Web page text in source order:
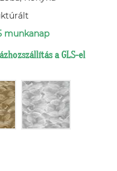
munkanap
a GLS-el